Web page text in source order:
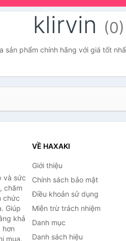
klirvin (0)
sản phẩm chính hãng với giá tốt
và sức
chăm
chức
Giúp
khả
hơn
mua.
VỀ HAXAKI
Giới thiệu
Chính sách bảo mật
Điều khoản sử dụng
Miễn trừ trách nhiệm
Danh mục
Danh sách hiệu